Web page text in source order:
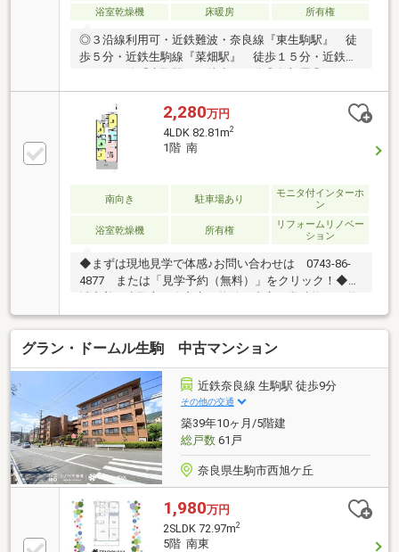
浴室乾燥機
床暖房 所有権
◎３沿線利用可・近鉄難波・奈良線『東生駒駅』 徒
歩５分・近鉄生駒線『菜畑駅』 徒歩１５分・近鉄け
ニー面積２１．５５㎡◎ＬＤＫ約２６．５帖◎室内キ
レイにお使いです◎ペット飼育可能（規約による制限
有）◎リビング床暖房◎浴室換気暖房乾燥機◎トール
タイプシューズボックス◎オール電化◎オートロック
＆ディンプルキー＆ダブルロック 【２０２０年１２
月リフォーム】◆ＬＤＫ・トイレの一部エコカラット
張替◆和室からＬＤ拡張に変更（床張替・クロス張
替）◆ＬＤＫドアのアクリルパネル交換◆玄関網戸設
2,280万円
4LDK 82.81m2
1階 南
南向き 駐車場あり
モニタ付インターホ
ン
浴室乾燥機 所有権
リフォームリノベー
ション
◆まずは現地見学で体感♪お問い合わせは 0743-86-
4877 または「見学予約（無料）」をクリック！◆地
件を取り扱っております◎インターネット未公開物件
も多数！生駒・奈良エリアでお探しの方は当社へお問
合せ下さい♪◆お住替えの方/売却検討の方必見！当社
では1社完結でお住替えをサポート。売却～購入～引
越までスムーズに☆ ◆住宅ローンのご相談もお任せ下
さい！お勤め先や勤続年数、ご年収等により、借り入
れ可能な金融機関は異なります。専任の住宅ローンア
ドバイザーがお客様に合った最適な金融機関をご紹介
します！
グラン・ドームル生駒 中古マンション
近鉄奈良線 生駒駅 徒歩9分
その他の交通
築39年10ヶ月/5階建
総戸数61戸
奈良県生駒市西旭ケ丘
1,980万円
2SLDK 72.97m2
5階 南東